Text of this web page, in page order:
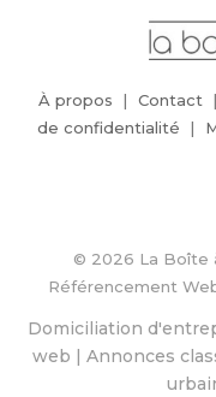
À propos Contact
de confidentialité
© 2026 La Boîte
Référencement
Domiciliation
web | Annonces